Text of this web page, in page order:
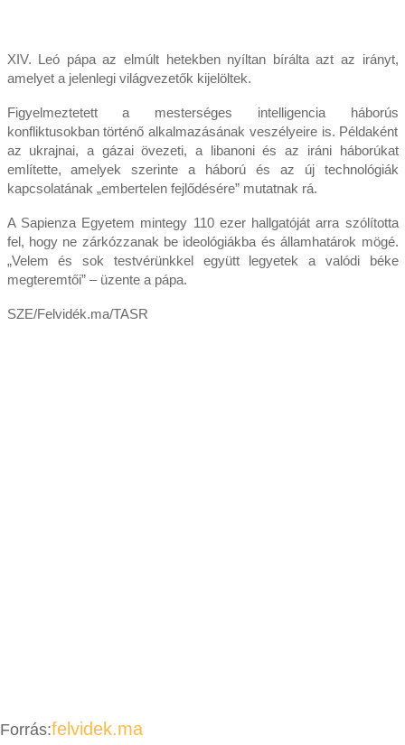
XIV. Leó pápa az elmúlt hetekben nyíltan bírálta azt az irányt,
amelyet a jelenlegi világvezetők kijelöltek.
Figyelmeztetett a mesterséges intelligencia háborús
konfliktusokban történő alkalmazásának veszélyeire is. Példaként
az ukrajnai, a gázai övezeti, a libanoni és az iráni háborúkat
említette, amelyek szerinte a háború és az új technológiák
kapcsolatának „embertelen fejlődésére” mutatnak rá.
A Sapienza Egyetem mintegy 110 ezer hallgatóját arra szólította
fel, hogy ne zárkózzanak be ideológiákba és államhatárok mögé.
„Velem és sok testvérünkkel együtt legyetek a valódi béke
megteremtői” – üzente a pápa.
SZE/Felvidék.ma/TASR
Forrás:felvidek.ma